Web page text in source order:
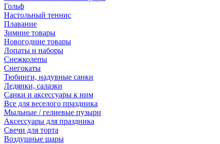
Гольф
Настольный теннис
Плавание
Зимние товары
Новогодние товары
Лопаты и наборы
Снежколепы
Снегокаты
Тюбинги, надувные санки
Ледянки, салазки
Санки и аксессуары к ним
Все для веселого праздника
Мыльные / гелиевые пузыри
Аксессуары для праздника
Свечи для торта
Воздушные шары